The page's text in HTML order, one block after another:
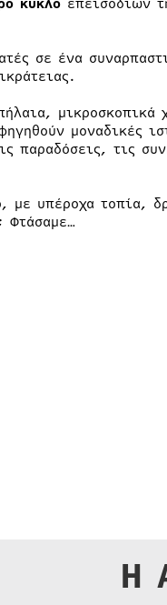
σε ένα
μικροσκοπικά
μοναδικές
παραδόσεις, τις
με υπέροχα τοπία,
Φτάσαμε…
Η